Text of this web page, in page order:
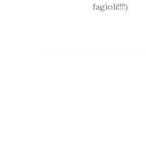
fagioli!!!!)